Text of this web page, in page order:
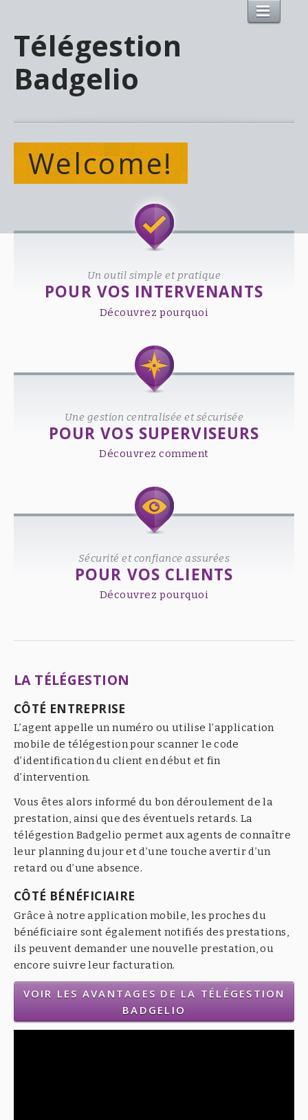
Télégestion
Badgelio
Welcome!
Un outil simple et pratique
POUR VOS INTERVENANTS
Découvrez pourquoi
Une gestion centralisée et sécurisée
POUR VOS SUPERVISEURS
Découvrez comment
Sécurité et confiance assurées
POUR VOS CLIENTS
Découvrez pourquoi
LA TÉLÉGESTION
CÔTÉ ENTREPRISE
L’agent appelle un numéro ou utilise l’application
mobile de télégestion pour scanner le code
d’identification du client en début et fin
d’intervention.
Vous êtes alors informé du bon déroulement de la
prestation, ainsi que des éventuels retards. La
télégestion Badgelio permet aux agents de connaître
leur planning du jour et d’une touche avertir d’un
retard ou d’une absence.
CÔTÉ BÉNÉFICIAIRE
Grâce à notre application mobile, les proches du
bénéficiaire sont également notifiés des prestations,
ils peuvent demander une nouvelle prestation, ou
encore suivre leur facturation.
VOIR LES AVANTAGES DE LA TÉLÉGESTION
BADGELIO